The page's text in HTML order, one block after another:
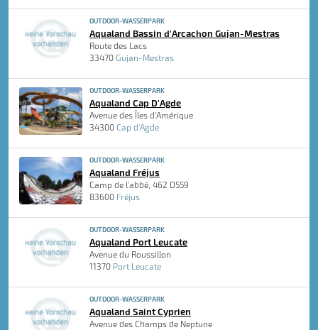
OUTDOOR-WASSERPARK
Aqualand Bassin d'Arcachon Gujan-Mestras
Route des Lacs
33470 Gujan-Mestras
OUTDOOR-WASSERPARK
Aqualand Cap D'Agde
Avenue des Îles d'Amérique
34300 Cap d'Agde
OUTDOOR-WASSERPARK
Aqualand Fréjus
Camp de l'abbé, 462 D559
83600 Fréjus
OUTDOOR-WASSERPARK
Aqualand Port Leucate
Avenue du Roussillon
11370 Port Leucate
OUTDOOR-WASSERPARK
Aqualand Saint Cyprien
Avenue des Champs de Neptune